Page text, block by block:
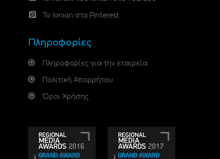
Το Ionian στο Pinterest
Πληροφορίες
Πληροφορίες για την εταιρεία
Πολιτική Απορρήτου
Όροι Χρήσης